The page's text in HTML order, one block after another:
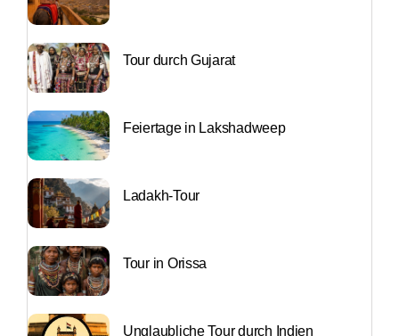
Tour durch Gujarat
Feiertage in Lakshadweep
Ladakh-Tour
Tour in Orissa
Unglaubliche Tour durch Indien